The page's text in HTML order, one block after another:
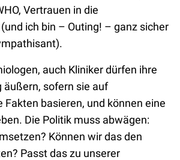
Vertrauen in die
ich bin – Outing! – ganz sicher
auch Kliniker dürfen ihre
äußern, sofern sie auf
basieren, und können eine
Die Politik muss abwägen:
Können wir das den
Passt das zu unserer